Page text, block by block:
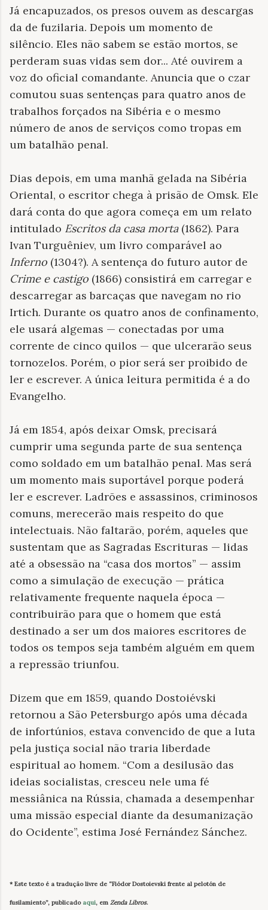
Já encapuzados, os presos ouvem as descargas
da de fuzilaria. Depois um momento de
silêncio. Eles não sabem se estão mortos, se
perderam suas vidas sem dor... Até ouvirem a
voz do oficial comandante. Anuncia que o czar
comutou suas sentenças para quatro anos de
trabalhos forçados na Sibéria e o mesmo
número de anos de serviços como tropas em
um batalhão penal.
Dias depois, em uma manhã gelada na Sibéria
Oriental, o escritor chega à prisão de Omsk. Ele
dará conta do que agora começa em um relato
intitulado Escritos da casa morta(1862). Para
Ivan Turguêniev, um livro comparável ao
Inferno (1304?). A sentença do futuro autor de
Crime e castigo (1866) consistirá em carregar e
descarregar as barcaças que navegam no rio
Irtich. Durante os quatro anos de confinamento,
ele usará algemas — conectadas por uma
corrente de cinco quilos — que ulcerarão seus
tornozelos. Porém, o pior será ser proibido de
ler e escrever. A única leitura permitida é a do
Evangelho.
Já em 1854, após deixar Omsk, precisará
cumprir uma segunda parte de sua sentença
como soldado em um batalhão penal. Mas será
um momento mais suportável porque poderá
ler e escrever. Ladrões e assassinos, criminosos
comuns, merecerão mais respeito do que
intelectuais. Não faltarão, porém, aqueles que
sustentam que as Sagradas Escrituras — lidas
até a obsessão na “casa dos mortos” — assim
como a simulação de execução — prática
relativamente frequente naquela época —
contribuirão para que o homem que está
destinado a ser um dos maiores escritores de
todos os tempos seja também alguém em quem
a repressão triunfou.
Dizem que em 1859, quando Dostoiévski
retornou a São Petersburgo após uma década
de infortúnios, estava convencido de que a luta
pela justiça social não traria liberdade
espiritual ao homem. “Com a desilusão das
ideias socialistas, cresceu nele uma fé
messiânica na Rússia, chamada a desempenhar
uma missão especial diante da desumanização
do Ocidente”, estima José Fernández Sánchez.
* Este texto é a tradução livre de “Fiódor Dostoievski frente al pelotón de
fusilamiento”, publicado aqui, em Zenda Libros.